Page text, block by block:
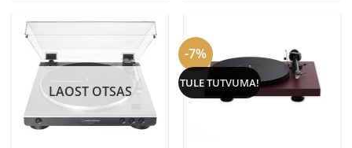
LAOST OTSAS
-7%
TULE TUTVUMA!